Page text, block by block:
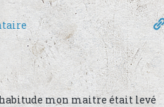
mon maitre était levé